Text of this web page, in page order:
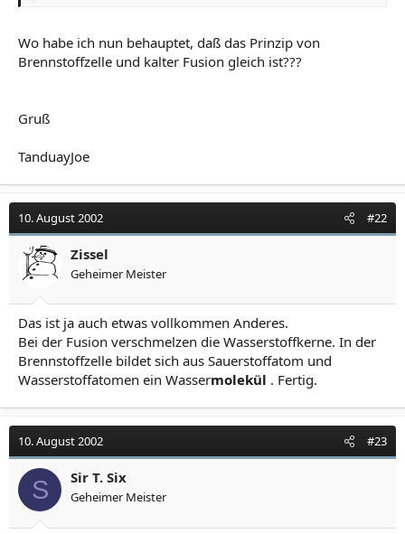
Wo habe ich nun behauptet, daß das Prinzip von
Brennstoffzelle und kalter Fusion gleich ist???
Gruß
TanduayJoe
10. August 2002 #22
Zissel
Geheimer Meister
Das ist ja auch etwas vollkommen Anderes.
Bei der Fusion verschmelzen die Wasserstoffkerne. In der
Brennstoffzelle bildet sich aus Sauerstoffatom und
Wasserstoffatomen ein Wassermolekül . Fertig.
10. August 2002 #23
S Sir T. Six
Geheimer Meister